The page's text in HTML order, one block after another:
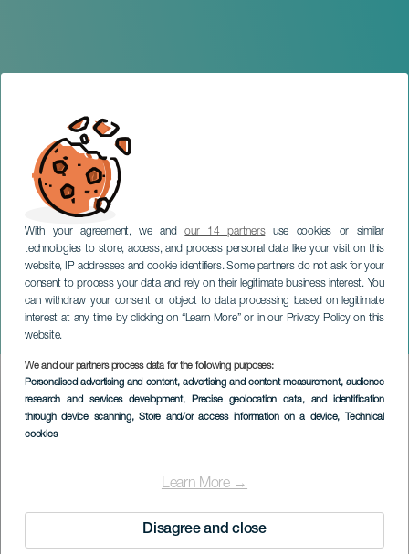
With your agreement, we andour 14 partnersuse cookies or similar
technologies to store, access, and process personal data like your visit on this
website, IP addresses and cookie identifiers. Some partners do not ask for your
consent to process your data and rely on their legitimate business interest. You
can withdraw your consent or object to data processing based on legitimate
interest at any time by clicking on “Learn More” or in our Privacy Policy on this
website.
We and our partners process data for the following purposes:
Personalised advertising and content, advertising and content measurement, audience
research and services development, Precise geolocation data, and identification
through device scanning, Store and/or access information on a device, Technical
cookies
Learn More →
Disagree and close
Hirahi Afonso i konsert
TENERIFE
Imagen
Listado